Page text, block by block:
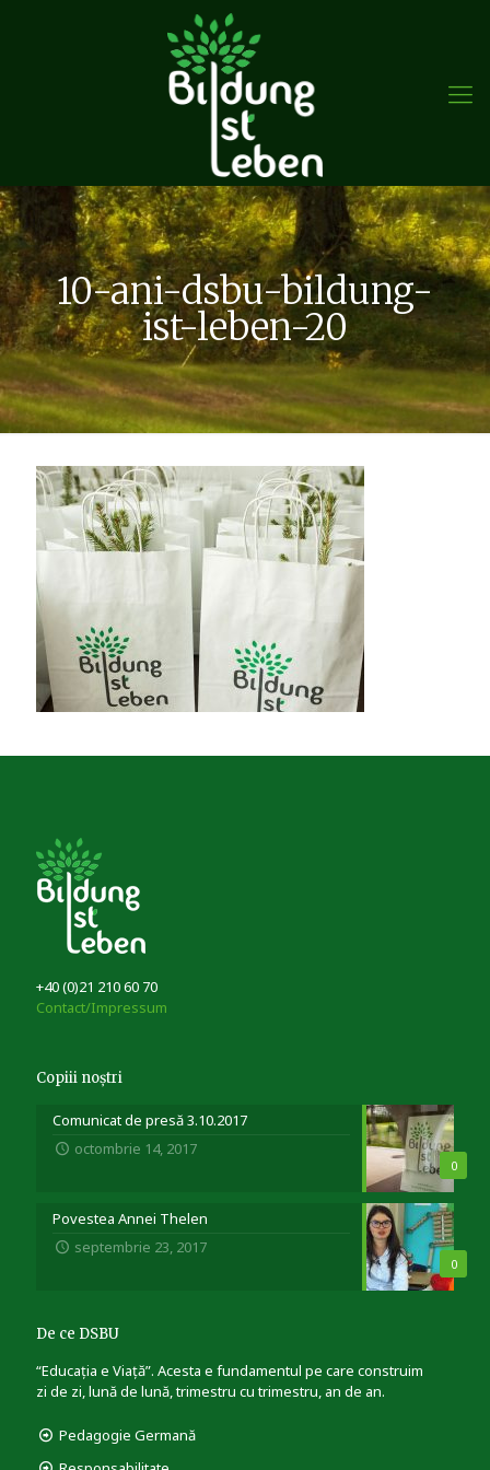
10-ani-dsbu-bildung-
ist-leben-20
+40 (0)21 210 60 70
Contact/Impressum
Copiii noștri
0
Comunicat de presă 3.10.2017
octombrie 14, 2017
0
Povestea Annei Thelen
septembrie 23, 2017
De ce DSBU
“Educația e Viață”. Acesta e fundamentul pe care construim
zi de zi, lună de lună, trimestru cu trimestru, an de an.
Pedagogie Germană